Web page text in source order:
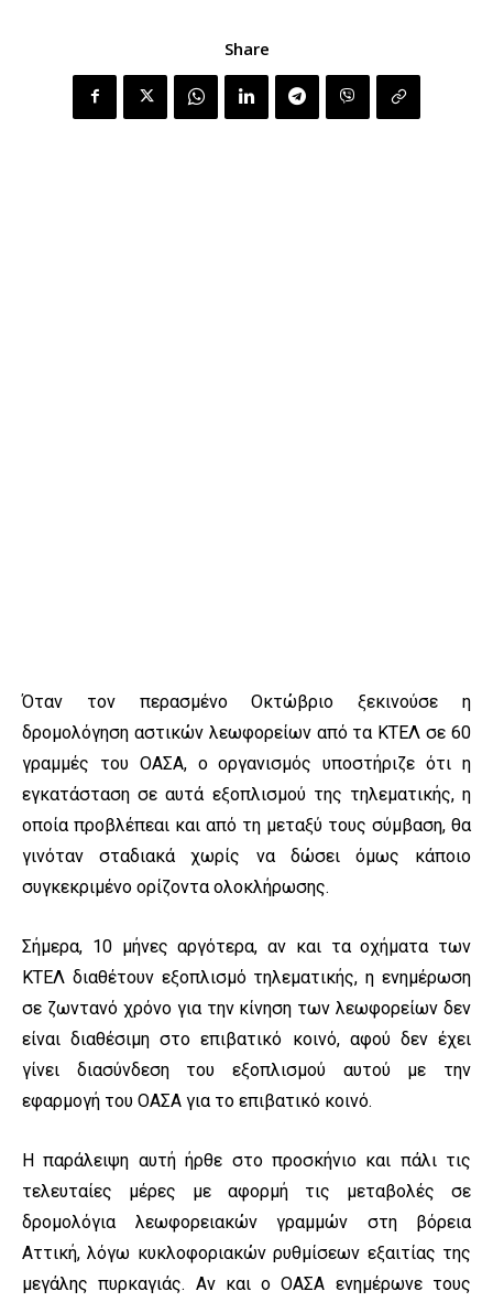
Share
Όταν τον περασμένο Οκτώβριο ξεκινούσε η
δρομολόγηση αστικών λεωφορείων από τα ΚΤΕΛ σε 60
γραμμές του ΟΑΣΑ, ο οργανισμός υποστήριζε ότι η
εγκατάσταση σε αυτά εξοπλισμού της τηλεματικής, η
οποία προβλέπεαι και από τη μεταξύ τους σύμβαση, θα
γινόταν σταδιακά χωρίς να δώσει όμως κάποιο
συγκεκριμένο ορίζοντα ολοκλήρωσης.
Σήμερα, 10 μήνες αργότερα, αν και τα οχήματα των
ΚΤΕΛ διαθέτουν εξοπλισμό τηλεματικής, η ενημέρωση
σε ζωντανό χρόνο για την κίνηση των λεωφορείων δεν
είναι διαθέσιμη στο επιβατικό κοινό, αφού δεν έχει
γίνει διασύνδεση του εξοπλισμού αυτού με την
εφαρμογή του ΟΑΣΑ για το επιβατικό κοινό.
Η παράλειψη αυτή ήρθε στο προσκήνιο και πάλι τις
τελευταίες μέρες με αφορμή τις μεταβολές σε
δρομολόγια λεωφορειακών γραμμών στη βόρεια
Αττική, λόγω κυκλοφοριακών ρυθμίσεων εξαιτίας της
μεγάλης πυρκαγιάς. Αν και ο ΟΑΣΑ ενημέρωνε τους